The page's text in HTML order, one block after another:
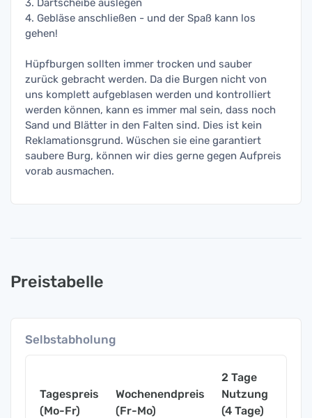
3. Dartscheibe auslegen
4. Gebläse anschließen - und der Spaß kann los
gehen!
Hüpfburgen sollten immer trocken und sauber
zurück gebracht werden. Da die Burgen nicht von
uns komplett aufgeblasen werden und kontrolliert
werden können, kann es immer mal sein, dass noch
Sand und Blätter in den Falten sind. Dies ist kein
Reklamationsgrund. Wüschen sie eine garantiert
saubere Burg, können wir dies gerne gegen Aufpreis
vorab ausmachen.
Preistabelle
Selbstabholung
Tagespreis
(Mo-Fr)
Wochenendpreis
(Fr-Mo)
2 Tage
Nutzung
(4 Tage)